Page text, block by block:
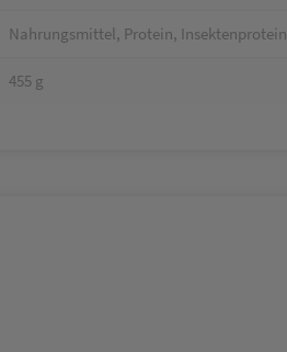
Nahrungsmittel, Protein, Insektenprotein
455 g